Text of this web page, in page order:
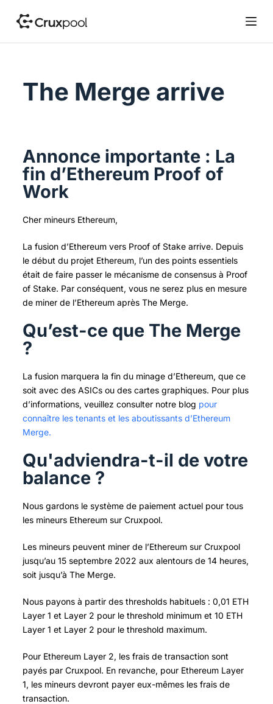
s
The Merge arrive
Annonce importante : La
fin d’Ethereum Proof of
Work
Cher mineurs Ethereum,
La fusion d’Ethereum vers Proof of Stake arrive. Depuis
le début du projet Ethereum, l’un des points essentiels
était de faire passer le mécanisme de consensus à Proof
of Stake. Par conséquent, vous ne serez plus en mesure
de miner de l’Ethereum après The Merge.
Qu’est-ce que The Merge
?
La fusion marquera la fin du minage d’Ethereum, que ce
soit avec des ASICs ou des cartes graphiques. Pour plus
d’informations, veuillez consulter notre blog pour
connaître les tenants et les aboutissants d’Ethereum
Merge.
Qu'adviendra-t-il de votre
balance ?
Nous gardons le système de paiement actuel pour tous
les mineurs Ethereum sur Cruxpool.
Les mineurs peuvent miner de l’Ethereum sur Cruxpool
jusqu’au 15 septembre 2022 aux alentours de 14 heures,
soit jusqu’à The Merge.
Nous payons à partir des thresholds habituels : 0,01 ETH
Layer 1 et Layer 2 pour le threshold minimum et 10 ETH
Layer 1 et Layer 2 pour le threshold maximum.
Pour Ethereum Layer 2, les frais de transaction sont
payés par Cruxpool. En revanche, pour Ethereum Layer
1, les mineurs devront payer eux-mêmes les frais de
transaction.